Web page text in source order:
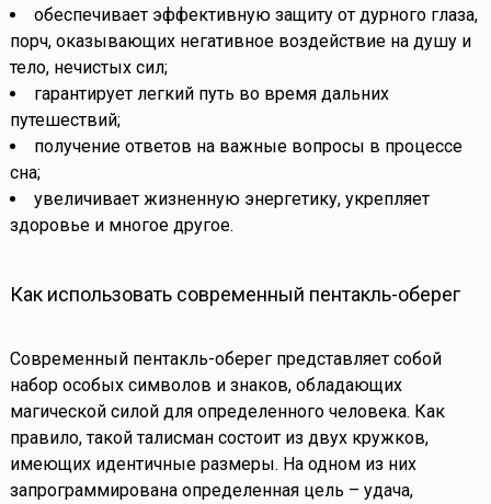
обеспечивает эффективную защиту от дурного глаза,
порч, оказывающих негативное воздействие на душу и
тело, нечистых сил;
гарантирует легкий путь во время дальних
путешествий;
получение ответов на важные вопросы в процессе
сна;
увеличивает жизненную энергетику, укрепляет
здоровье и многое другое.
Как использовать современный пентакль-оберег
Современный пентакль-оберег представляет собой
набор особых символов и знаков, обладающих
магической силой для определенного человека. Как
правило, такой талисман состоит из двух кружков,
имеющих идентичные размеры. На одном из них
запрограммирована определенная цель – удача,